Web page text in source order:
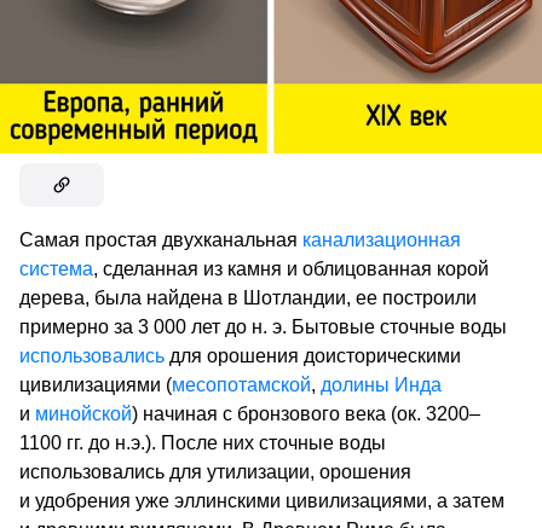
Самая простая двухканальная канализационная
система, сделанная из камня и облицованная корой
дерева, была найдена в Шотландии, ее построили
примерно за 3 000 лет до н. э. Бытовые сточные воды
использовались для орошения доисторическими
цивилизациями (месопотамской, долины Инда
и минойской) начиная с бронзового века (ок. 3200–
1100 гг. до н.э.). После них сточные воды
использовались для утилизации, орошения
и удобрения уже эллинскими цивилизациями, а затем